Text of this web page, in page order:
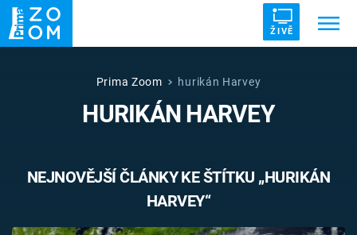
ŽIVĚ
ZRÁDCI UFO DRUHÁ SVĚTOVÁ VÁLKA
VETŘELCI DÁVNOVĚKU
Prima Zoom hurikán Harvey
HURIKÁN HARVEY
NEJNOVĚJŠÍ ČLÁNKY KE ŠTÍTKU „HURIKÁN
HARVEY“